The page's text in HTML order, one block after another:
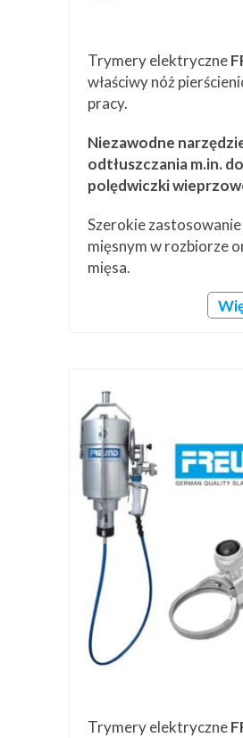
Trymery elektryczne
właściwy nóż
pracy.
Niezawodne
odtłuszczania m.in.
polędwiczki
Szerokie
mięsnym w rozbiorze
mięsa.
Trymery elektryczne